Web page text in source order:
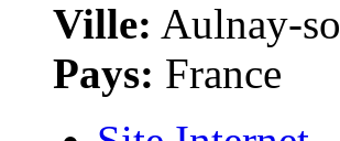
Ville: Aulnay-
Pays: France